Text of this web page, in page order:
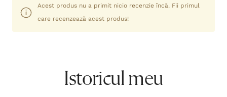
Acest produs nu a primit nicio recenzie încă. Fii primul
care recenzează acest produs!
Istoricul meu